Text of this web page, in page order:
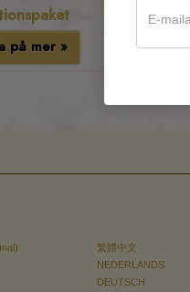
på mer »
繁體中文
NEDERLANDS
DEUTSCH